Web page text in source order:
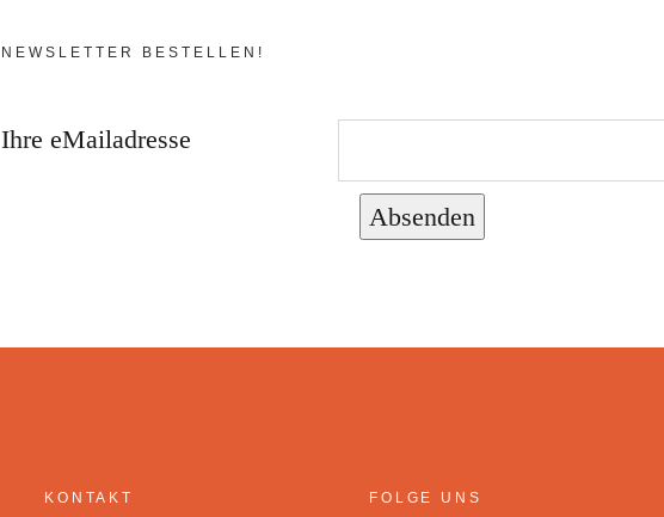
NEWSLETTER BESTELLEN!
Ihre eMailadresse
Absenden
KONTAKT FOLGE UNS